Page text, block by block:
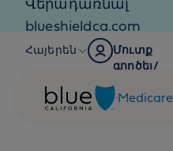
Skip to content
Վերադառնալ
blueshieldca.com
Հայերեն
Մուտք
գործել/
Medicare